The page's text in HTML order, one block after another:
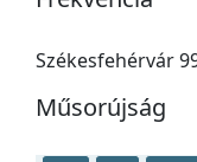
Székesfehérvár
Műsorújság